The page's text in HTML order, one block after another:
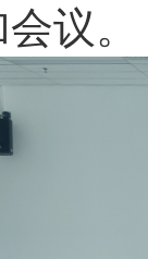
议。